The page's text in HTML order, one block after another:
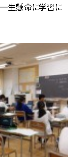
生懸命に学習に